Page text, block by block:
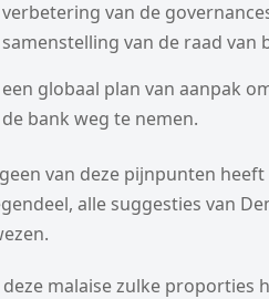
verbetering van de
samenstelling van de raad
een globaal plan van aanpak
de bank weg te nemen.
van deze pijnpunten
alle suggesties van
deze malaise zulke proporties